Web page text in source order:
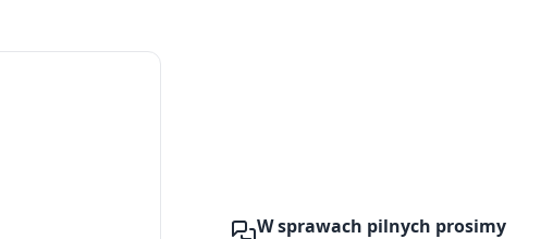
W sprawach pilnych prosimy